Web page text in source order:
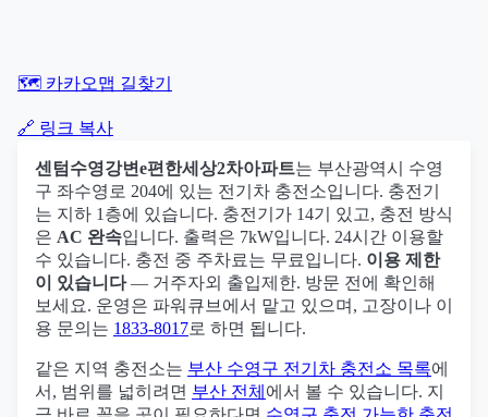
🗺️ 카카오맵 길찾기
🔗 링크 복사
센텀수영강변e편한세상2차아파트는 부산광역시 수영
구 좌수영로 204에 있는 전기차 충전소입니다. 충전기
는 지하 1층에 있습니다. 충전기가 14기 있고, 충전 방식
은 AC 완속입니다. 출력은 7kW입니다. 24시간 이용할
수 있습니다. 충전 중 주차료는 무료입니다. 이용 제한
이 있습니다— 거주자외 출입제한. 방문 전에 확인해
보세요. 운영은 파워큐브에서 맡고 있으며, 고장이나 이
용 문의는 1833-8017로 하면 됩니다.
같은 지역 충전소는 부산 수영구 전기차 충전소 목록에
서, 범위를 넓히려면 부산 전체 에서 볼 수 있습니다. 지